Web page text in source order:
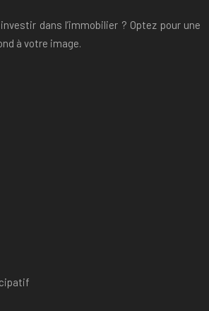
dans l’immobilier ? Optez pour une
à votre image.